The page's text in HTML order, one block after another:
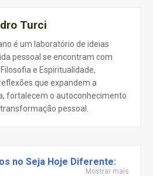
Turci
é um laboratório de ideias
pessoal se encontram com
e Espiritualidade,
que expandem a
fortalecem o autoconhecimento
pessoal.
no Seja Hoje Diferente:
Mostrar mais